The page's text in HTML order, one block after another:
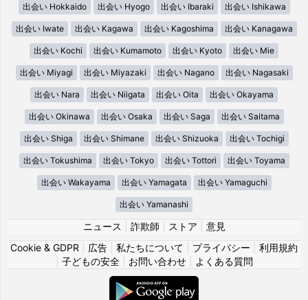
出会い Hokkaido 出会い Hyogo 出会い Ibaraki 出会い Ishikawa
出会い Iwate 出会い Kagawa 出会い Kagoshima 出会い Kanagawa
出会い Kochi 出会い Kumamoto 出会い Kyoto 出会い Mie
出会い Miyagi 出会い Miyazaki 出会い Nagano 出会い Nagasaki
出会い Nara 出会い Niigata 出会い Oita 出会い Okayama
出会い Okinawa 出会い Osaka 出会い Saga 出会い Saitama
出会い Shiga 出会い Shimane 出会い Shizuoka 出会い Tochigi
出会い Tokushima 出会い Tokyo 出会い Tottori 出会い Toyama
出会い Wakayama 出会い Yamagata 出会い Yamaguchi
出会い Yamanashi
ニュース 詐欺師 ストア
意見
Cookie & GDPR
広告 私たちについて プライバシー
利用規約
子どもの安全| お問い合わせ| よくある質問